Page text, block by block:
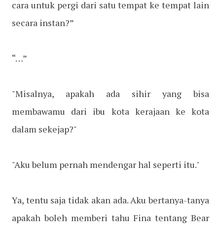
cara untuk pergi dari satu tempat ke tempat lain
secara instan?”
“…”
"Misalnya, apakah ada sihir yang bisa
membawamu dari ibu kota kerajaan ke kota
dalam sekejap?"
"Aku belum pernah mendengar hal seperti itu."
Ya, tentu saja tidak akan ada. Aku bertanya-tanya
apakah boleh memberi tahu Fina tentang Bear